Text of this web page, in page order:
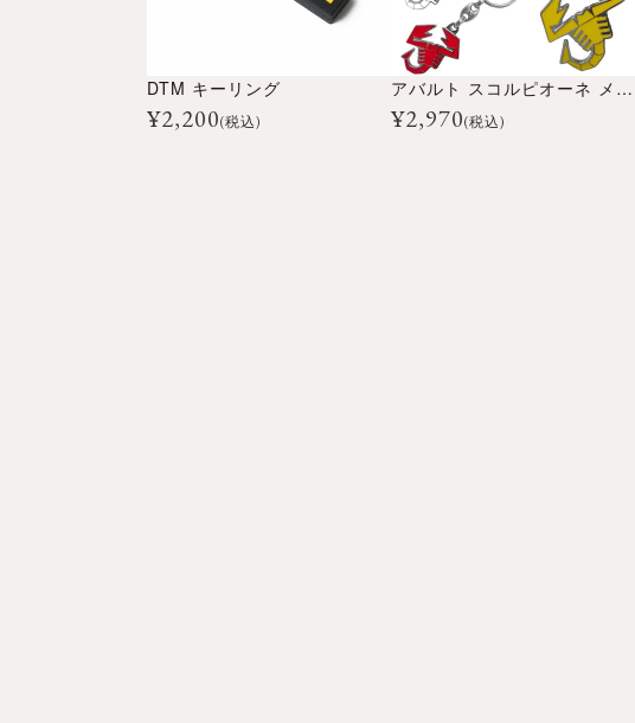
DTM キーリング
¥2,200(税込)
アバルト スコルピオーネ メタル キーリング
¥2,970(税込)